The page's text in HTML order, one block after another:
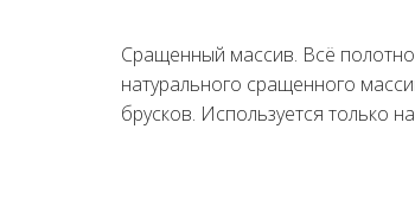
Сращенный массив. Всё полотно
натурального сращенного
брусков. Используется только